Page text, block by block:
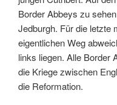
Border Abbeys zu
Jedburgh. Für die letzte
eigentlichen Weg
links liegen. Alle Border
die Kriege zwischen
die Reformation.